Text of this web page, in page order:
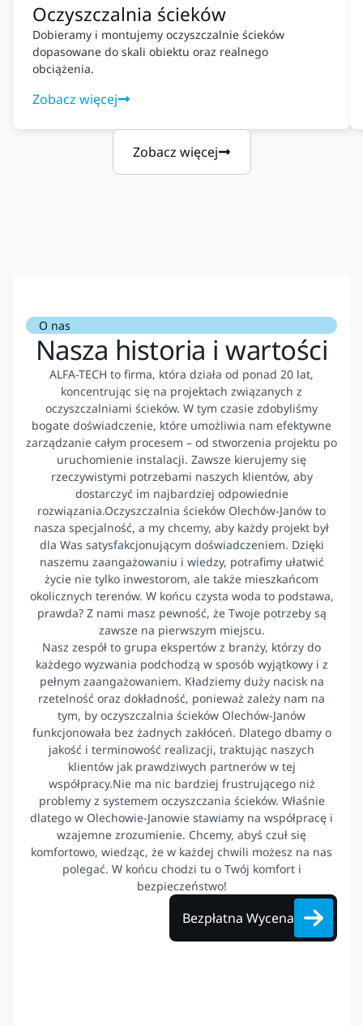
Oczyszczalnia ścieków
Dobieramy i montujemy oczyszczalnie ścieków
dopasowane do skali obiektu oraz realnego
obciążenia.
Zobacz więcej
Zobacz więcej
O nas
Nasza historia i wartości
ALFA-TECH to firma, która działa od ponad 20 lat,
koncentrując się na projektach związanych z
oczyszczalniami ścieków. W tym czasie zdobyliśmy
bogate doświadczenie, które umożliwia nam efektywne
zarządzanie całym procesem – od stworzenia projektu po
uruchomienie instalacji. Zawsze kierujemy się
rzeczywistymi potrzebami naszych klientów, aby
dostarczyć im najbardziej odpowiednie
rozwiązania.Oczyszczalnia ścieków Olechów-Janów to
nasza specjalność, a my chcemy, aby każdy projekt był
dla Was satysfakcjonującym doświadczeniem. Dzięki
naszemu zaangażowaniu i wiedzy, potrafimy ułatwić
życie nie tylko inwestorom, ale także mieszkańcom
okolicznych terenów. W końcu czysta woda to podstawa,
prawda? Z nami masz pewność, że Twoje potrzeby są
zawsze na pierwszym miejscu.
Nasz zespół to grupa ekspertów z branży, którzy do
każdego wyzwania podchodzą w sposób wyjątkowy i z
pełnym zaangażowaniem. Kładziemy duży nacisk na
rzetelność oraz dokładność, ponieważ zależy nam na
tym, by oczyszczalnia ścieków Olechów-Janów
funkcjonowała bez żadnych zakłóceń. Dlatego dbamy o
jakość i terminowość realizacji, traktując naszych
klientów jak prawdziwych partnerów w tej
współpracy.Nie ma nic bardziej frustrującego niż
problemy z systemem oczyszczania ścieków. Właśnie
dlatego w Olechowie-Janowie stawiamy na współpracę i
wzajemne zrozumienie. Chcemy, abyś czuł się
komfortowo, wiedząc, że w każdej chwili możesz na nas
polegać. W końcu chodzi tu o Twój komfort i
bezpieczeństwo!
Bezpłatna Wycena